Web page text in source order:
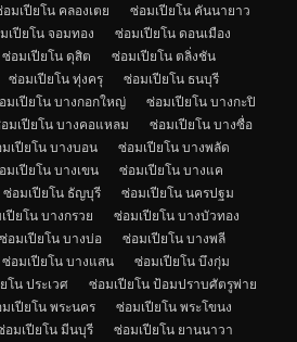
มเปียโน คลองเตย
ซ่อมเปียโน คันนายาว
เปียโน จอมทอง
ซ่อมเปียโน ดอนเมือง
ซ่อมเปียโน ดุสิต
ซ่อมเปียโน ตลิ่งชัน
ซ่อมเปียโน ทุ่งครุ
ซ่อมเปียโน ธนบุรี
มเปียโน บางกอกใหญ่
ซ่อมเปียโน บางกะปิ
มเปียโน บางคอแหลม
ซ่อมเปียโน บางซื่อ
เปียโน บางบอน
ซ่อมเปียโน บางพลัด
มเปียโน บางเขน
ซ่อมเปียโน บางแค
ซ่อมเปียโน ธัญบุรี
ซ่อมเปียโน นครปฐม
ปียโน บางกรวย
ซ่อมเปียโน บางบัวทอง
ซ่อมเปียโน บางบ่อ
ซ่อมเปียโน บางพลี
ซ่อมเปียโน บางแสน
ซ่อมเปียโน บึงกุ่ม
โน ประเวศ
ซ่อมเปียโน ป้อมปราบศัตรูพ่าย
เปียโน พระนคร
ซ่อมเปียโน พระโขนง
อมเปียโน มีนบุรี
ซ่อมเปียโน ยานนาวา